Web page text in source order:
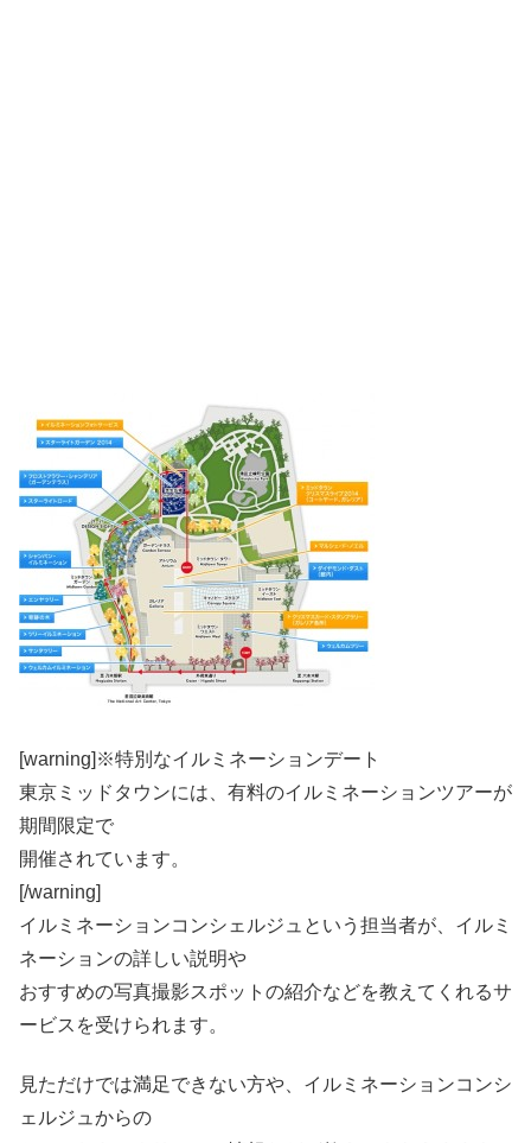
[warning]※特別なイルミネーションデート
東京ミッドタウンには、有料のイルミネーションツアーが
期間限定で
開催されています。
[/warning]
イルミネーションコンシェルジュという担当者が、イルミ
ネーションの詳しい説明や
おすすめの写真撮影スポットの紹介などを教えてくれるサ
ービスを受けられます。
見ただけでは満足できない方や、イルミネーションコンシ
ェルジュからの